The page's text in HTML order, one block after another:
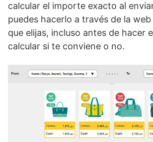
calcular el importe exacto al
puedes hacerlo a través de la
que elijas, incluso antes de hacer
calcular si te conviene o no.